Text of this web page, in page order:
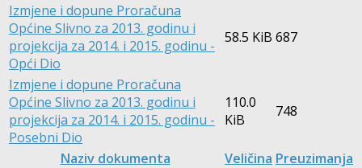
Naziv dokumenta Veličina Preuzimanja
Izmjene i dopune Proračuna
Općine Slivno za 2013. godinu i
projekcija za 2014. i 2015. godinu -
Opći Dio
58.5 KiB 687
Izmjene i dopune Proračuna
Općine Slivno za 2013. godinu i
projekcija za 2014. i 2015. godinu -
Posebni Dio
110.0
KiB
748